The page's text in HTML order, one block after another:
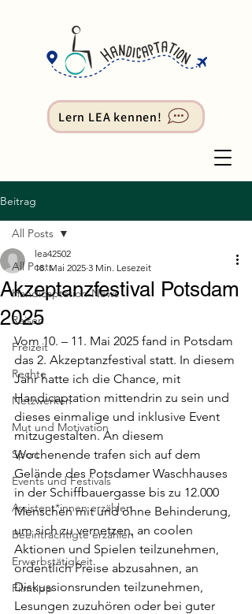
Lern LEA kennen!
Beitrag
All Posts
Handicaptation-News
Reisen
Freizeit
Rechte
Netzwerken
Mut und Motivation
Sport
Events und Festivals
Assistent*innen erzählen
Beeinträchtigte erzählen
Erwerbstätigkeit
Filmtipp
All Posts
Akzeptanzfestival Potsdam
2025
lea42502
18. Mai 2025 3 Min. Lesezeit
Vom 10. – 11. Mai 2025 fand in Potsdam
das 2. Akzeptanzfestival statt. In diesem
Jahr hatte ich die Chance, mit
Handicaptation mittendrin zu sein und
dieses einmalige und inklusive Event
mitzugestalten. An diesem
Wochenende trafen sich auf dem
Gelände des Potsdamer Waschhauses
in der Schiffbauergasse bis zu 12.000
Menschen mit und ohne Behinderung,
um sich zu vernetzen, an coolen
Aktionen und Spielen teilzunehmen,
ordentlich Preise abzusahnen, an
Diskussionsrunden teilzunehmen,
Lesungen zuzuhören oder bei guter